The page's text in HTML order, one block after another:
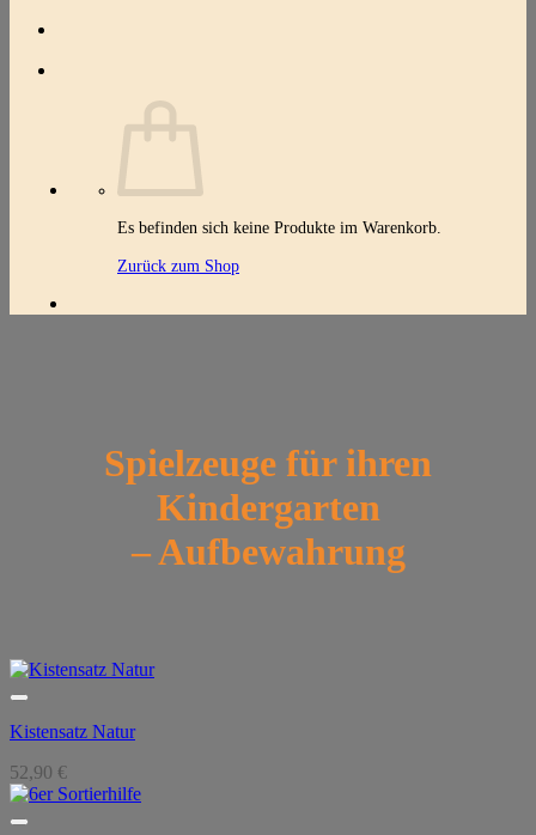
Es befinden sich keine Produkte im Warenkorb.
Zurück zum Shop
Spielzeuge für ihren
Kindergarten
– Aufbewahrung
Kistensatz Natur
52,90 €